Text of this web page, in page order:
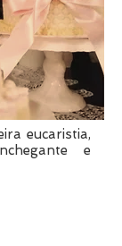
eucaristia,
e